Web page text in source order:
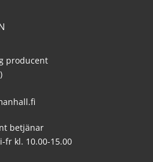
producent
betjänar
fr kl. 10.00-15.00